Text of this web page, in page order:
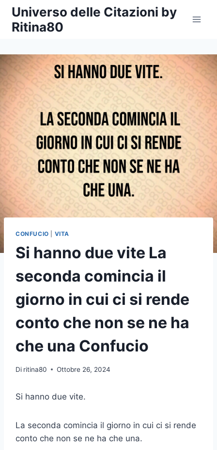
Salta
contenuto
Universo delle Citazioni by
Ritina80
CONFUCIO VITA
Si hanno due vite La
seconda comincia il
giorno in cui ci si rende
conto che non se ne ha
che una Confucio
Di ritina80 Ottobre 26, 2024
Si hanno due vite.
La seconda comincia il giorno in cui ci si rende
conto che non se ne ha che una.